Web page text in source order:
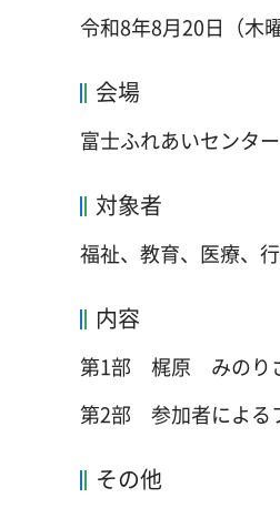
令和8年8月20日（木
会場
富士ふれあいセンタ
対象者
福祉、教育、医療、
内容
第1部 梶原 みのりさ
第2部 参加者による
その他